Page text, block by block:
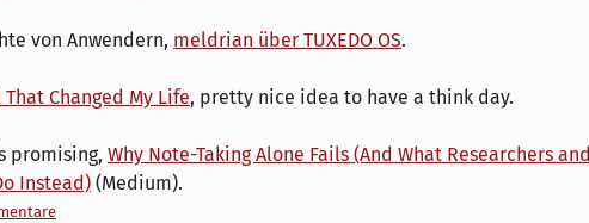
von Anwendern, meldrian über TUXEDO OS.
Changed My Life, pretty nice idea to have a think day.
promising, Why Note-Taking Alone Fails (And What Researchers and
Instead) (Medium).